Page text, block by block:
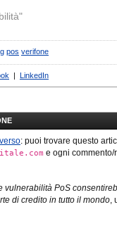
pos verifone
| LinkedIn
: puoi trovare questo
e ogni
vulnerabilità PoS
di credito in tutto il mondo